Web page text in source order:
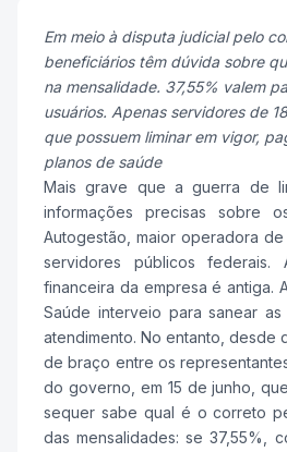
Em meio à disputa judicial pelo
beneficiários têm dúvida sobre
na mensalidade. 37,55% valem
usuários. Apenas servidores de
que possuem liminar em vigor,
planos de saúde
Mais grave que a guerra de
informações precisas sobre
Autogestão, maior operadora
servidores públicos federais.
financeira da empresa é antiga.
Saúde interveio para sanear
atendimento. No entanto, desde
de braço entre os
do governo, em 15 de junho,
sequer sabe qual é o correto
das mensalidades: se 37,55%,